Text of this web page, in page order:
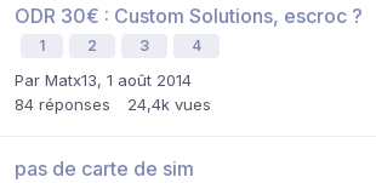
ODR 30€ : Custom Solutions, escroc ?
1 2 3 4
Par Matx13, 1 août 2014
84 réponses 24,4k vues
pas de carte de sim